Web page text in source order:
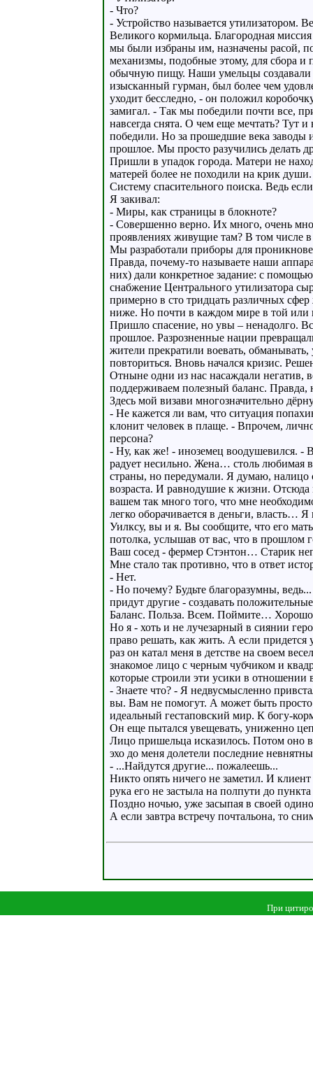
- Что?
- Устройство называется утилизатором.
Великого кормильца. Благородная
мы были избраны им, назначены расой,
механизмы, подобные этому, для сбора
обычную пищу. Наши умельцы создавали
изысканный гурман, был более чем
уходит бесследно, - он положил
замигал. - Так мы победили почти все,
навсегда снята. О чем еще мечтать?
победили. Но за прошедшие века
прошлое. Мы просто разучились делать
Пришли в упадок города. Матери не
матерей более не походили на крик
Систему спасительного поиска. Ведь
Я закивал:
- Миры, как страницы в блокноте?
- Совершенно верно. Их много, очень
проявлениях живущие там? В том числе
Мы разработали приборы для
Правда, почему-то называете наши
них) дали конкретное задание: с
снабжение Центрального утилизатора
примерно в сто тридцать различных
ниже. Но почти в каждом мире в той или
Пришло спасение, но увы – ненадолго.
прошлое. Разрозненные нации
жители прекратили воевать,
повториться. Вновь начался кризис.
Отныне одни из нас насаждали негатив,
поддерживаем полезный баланс. Правда,
Здесь мой визави многозначительно
- Не кажется ли вам, что ситуация
клонит человек в плаще. - Впрочем,
персона?
- Ну, как же! - иноземец воодушевился. -
радует несильно. Жена… столь любимая
страны, но передумали. Я думаю,
возраста. И равнодушие к жизни. Отсюда
вашем так много того, что мне
легко оборачивается в деньги, власть…
Уилксу, вы и я. Вы сообщите, что его
потолка, услышав от вас, что в прошлом
Ваш сосед - фермер Стэнтон… Старик
Мне стало так противно, что в ответ
- Нет.
- Но почему? Будьте благоразумны,
придут другие - создавать
Баланс. Польза. Всем. Поймите…
Но я - хоть и не лучезарный в сиянии
право решать, как жить. А если
раз он катал меня в детстве на своем
знакомое лицо с черным чубчиком и
которые строили эти усики в отношении
- Знаете что? - Я недвусмысленно
вы. Вам не помогут. А может быть
идеальный гестаповский мир. К богу-
Он еще пытался увещевать, униженно
Лицо пришельца исказилось. Потом оно
эхо до меня долетели последние
- ...Найдутся другие... пожалеешь...
Никто опять ничего не заметил. И
рука его не застыла на полпути до
Поздно ночью, уже засыпая в своей
А если завтра встречу почтальона, то
При